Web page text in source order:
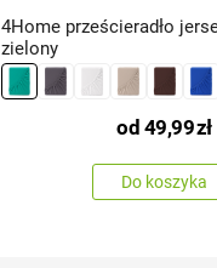
4Home prześcieradło
zielony
od 49,99zł
Do koszyka